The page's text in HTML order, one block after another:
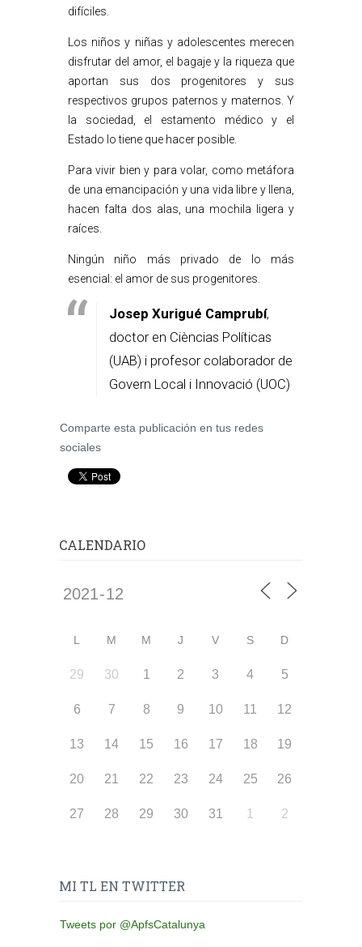
difíciles.
Los niños y niñas y adolescentes merecen
disfrutar del amor, el bagaje y la riqueza que
aportan sus dos progenitores y sus
respectivos grupos paternos y maternos. Y
la sociedad, el estamento médico y el
Estado lo tiene que hacer posible.
Para vivir bien y para volar, como metáfora
de una emancipación y una vida libre y llena,
hacen falta dos alas, una mochila ligera y
raíces.
Ningún niño más privado de lo más
esencial: el amor de sus progenitores.
Josep Xurigué Camprubí,
doctor en Cièncias Políticas
(UAB) i profesor colaborador de
Govern Local i Innovació (UOC)
Comparte esta publicación en tus redes
sociales
CALENDARIO
L M M J V S D
29 30 1 2 3 4 5
6 7 8 9 10 11 12
13 14 15 16 17 18 19
20 21 22 23 24 25 26
27 28 29 30 31 1 2
MI TL EN TWITTER
Tweets por @ApfsCatalunya